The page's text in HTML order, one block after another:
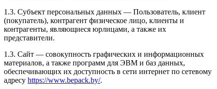
1.3. Субъект персональных данных — Пользователь, клиент
(покупатель), контрагент физическое лицо, клиенты и
контрагенты, являющиеся юрлицами, а также их
представители.
1.3. Сайт — совокупность графических и информационных
материалов, а также программ для ЭВМ и баз данных,
обеспечивающих их доступность в сети интернет по сетевому
адресу https://www.bepack.by/.